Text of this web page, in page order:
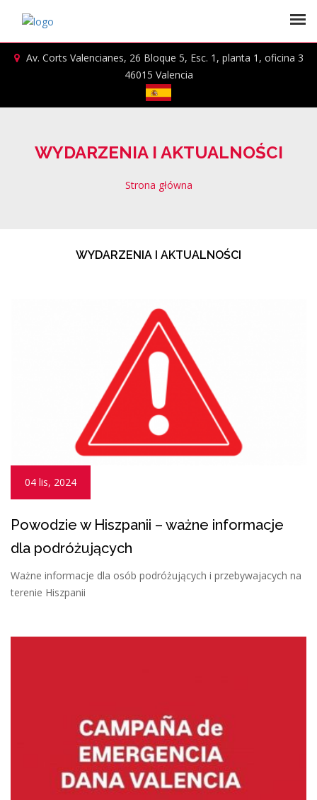
Av. Corts Valencianes, 26 Bloque 5, Esc. 1, planta 1, oficina 3
46015 Valencia
WYDARZENIA I AKTUALNOŚCI
Strona główna
WYDARZENIA I AKTUALNOŚCI
04 lis, 2024
Powodzie w Hiszpanii – ważne informacje
dla podróżujących
Ważne informacje dla osób podróżujących i przebywajacych na
terenie Hiszpanii